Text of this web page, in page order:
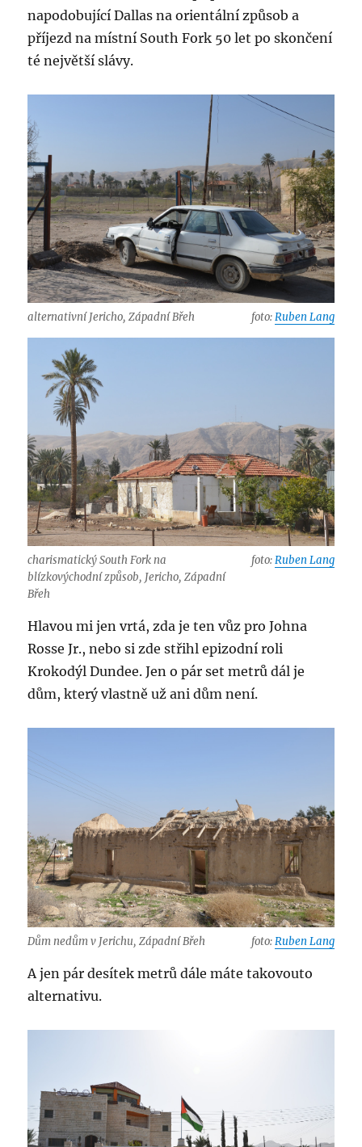
napodobující Dallas na orientální způsob a
příjezd na místní South Fork 50 let po skončení
té největší slávy.
alternativní Jericho, Západní Břeh foto:Ruben Lang
charismatický South Fork na
blízkovýchodní způsob, Jericho, Západní
Břeh
foto:Ruben Lang
Hlavou mi jen vrtá, zda je ten vůz pro Johna
Rosse Jr., nebo si zde střihl epizodní roli
Krokodýl Dundee. Jen o pár set metrů dál je
dům, který vlastně už ani dům není.
Dům nedům v Jerichu, Západní Břeh foto:Ruben Lang
A jen pár desítek metrů dále máte takovouto
alternativu.